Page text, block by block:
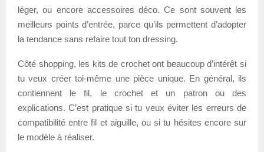
léger, ou encore accessoires déco. Ce sont souvent les
meilleurs points d’entrée, parce qu’ils permettent d’adopter
la tendance sans refaire tout ton dressing.
Côté shopping, les kits de crochet ont beaucoup d’intérêt si
tu veux créer toi-même une pièce unique. En général, ils
contiennent le fil, le crochet et un patron ou des
explications. C’est pratique si tu veux éviter les erreurs de
compatibilité entre fil et aiguille, ou si tu hésites encore sur
le modèle à réaliser.